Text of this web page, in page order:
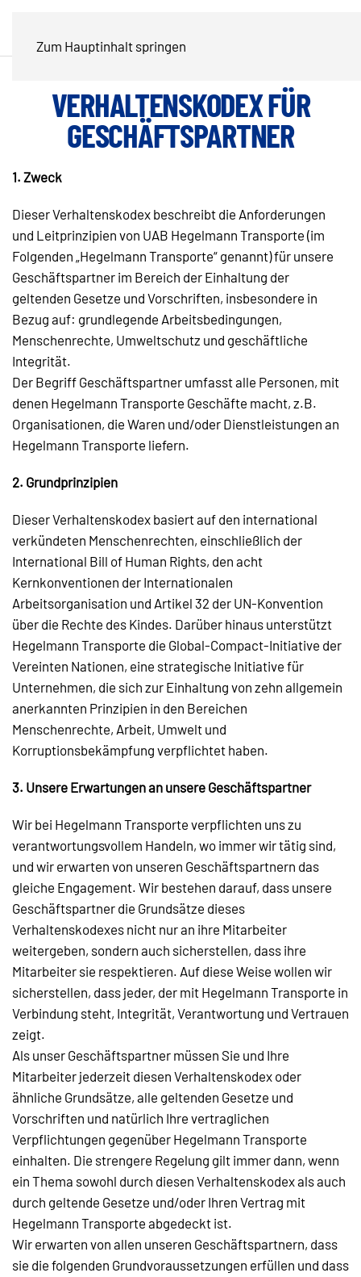
Zum Hauptinhalt springen
VERHALTENSKODEX FÜR
GESCHÄFTSPARTNER
1. Zweck
Dieser Verhaltenskodex beschreibt die Anforderungen
und Leitprinzipien von UAB Hegelmann Transporte (im
Folgenden „Hegelmann Transporte“ genannt) für unsere
Geschäftspartner im Bereich der Einhaltung der
geltenden Gesetze und Vorschriften, insbesondere in
Bezug auf: grundlegende Arbeitsbedingungen,
Menschenrechte, Umweltschutz und geschäftliche
Integrität.
Der Begriff Geschäftspartner umfasst alle Personen, mit
denen Hegelmann Transporte Geschäfte macht, z.B.
Organisationen, die Waren und/oder Dienstleistungen an
Hegelmann Transporte liefern.
2. Grundprinzipien
Dieser Verhaltenskodex basiert auf den international
verkündeten Menschenrechten, einschließlich der
International Bill of Human Rights, den acht
Kernkonventionen der Internationalen
Arbeitsorganisation und Artikel 32 der UN-Konvention
über die Rechte des Kindes. Darüber hinaus unterstützt
Hegelmann Transporte die Global-Compact-Initiative der
Vereinten Nationen, eine strategische Initiative für
Unternehmen, die sich zur Einhaltung von zehn allgemein
anerkannten Prinzipien in den Bereichen
Menschenrechte, Arbeit, Umwelt und
Korruptionsbekämpfung verpflichtet haben.
3. Unsere Erwartungen an unsere Geschäftspartner
Wir bei Hegelmann Transporte verpflichten uns zu
verantwortungsvollem Handeln, wo immer wir tätig sind,
und wir erwarten von unseren Geschäftspartnern das
gleiche Engagement. Wir bestehen darauf, dass unsere
Geschäftspartner die Grundsätze dieses
Verhaltenskodexes nicht nur an ihre Mitarbeiter
weitergeben, sondern auch sicherstellen, dass ihre
Mitarbeiter sie respektieren. Auf diese Weise wollen wir
sicherstellen, dass jeder, der mit Hegelmann Transporte in
Verbindung steht, Integrität, Verantwortung und Vertrauen
zeigt.
Als unser Geschäftspartner müssen Sie und Ihre
Mitarbeiter jederzeit diesen Verhaltenskodex oder
ähnliche Grundsätze, alle geltenden Gesetze und
Vorschriften und natürlich Ihre vertraglichen
Verpflichtungen gegenüber Hegelmann Transporte
einhalten. Die strengere Regelung gilt immer dann, wenn
ein Thema sowohl durch diesen Verhaltenskodex als auch
durch geltende Gesetze und/oder Ihren Vertrag mit
Hegelmann Transporte abgedeckt ist.
Wir erwarten von allen unseren Geschäftspartnern, dass
sie die folgenden Grundvoraussetzungen erfüllen und dass